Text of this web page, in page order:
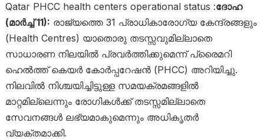
Qatar PHCC health centers operational status :ദോഹ
(മാർച്ച് 11): രാജ്യത്തെ 31 പ്രാധികാരോഗ്യ കേന്ദ്രങ്ങളും
(Health Centres) യാതൊരു തടസ്സവുമില്ലാതെ
സാധാരണ നിലയിൽ പ്രവർത്തിക്കുമെന്ന് പ്രൈമറി
ഹെൽത്ത് കെയർ കോർപ്പറേഷൻ (PHCC) അറിയിച്ചു.
നിലവിൽ നിശ്ചയിച്ചിട്ടുള്ള സമയക്രമങ്ങളിൽ
മാറ്റമില്ലെന്നും രോഗികൾക്ക് തടസ്സമില്ലാതെ
സേവനങ്ങൾ ലഭ്യമാകുമെന്നും അധികൃതർ
വ്യക്തമാക്കി.